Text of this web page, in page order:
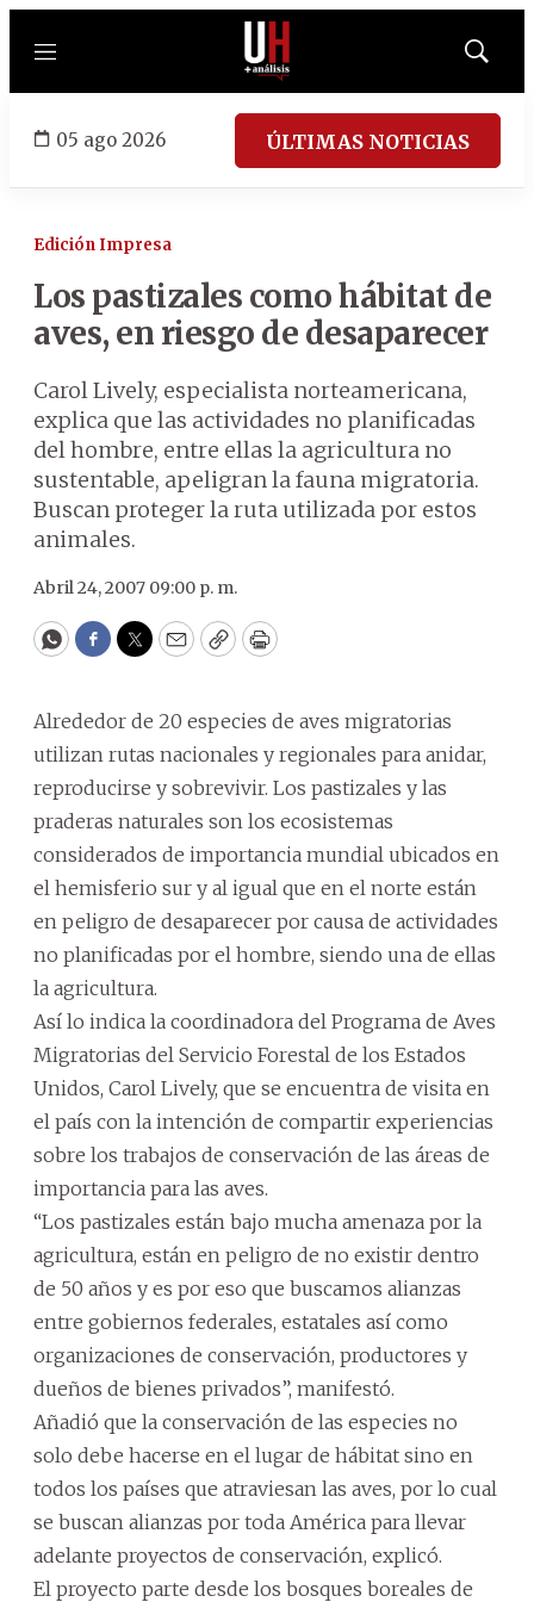
Menú
Mostrar
05 ago 2026 ÚLTIMAS NOTICIAS
Edición Impresa
Los pastizales como hábitat de
aves, en riesgo de desaparecer
Carol Lively, especialista norteamericana,
explica que las actividades no planificadas
del hombre, entre ellas la agricultura no
sustentable, apeligran la fauna migratoria.
Buscan proteger la ruta utilizada por estos
animales.
Abril 24, 2007 09:00 p. m.
WhatsApp
Facebook
Twitter
EmailCopyPrint
Alrededor de 20 especies de aves migratorias
utilizan rutas nacionales y regionales para anidar,
reproducirse y sobrevivir. Los pastizales y las
praderas naturales son los ecosistemas
considerados de importancia mundial ubicados en
el hemisferio sur y al igual que en el norte están
en peligro de desaparecer por causa de actividades
no planificadas por el hombre, siendo una de ellas
la agricultura.
Así lo indica la coordinadora del Programa de Aves
Migratorias del Servicio Forestal de los Estados
Unidos, Carol Lively, que se encuentra de visita en
el país con la intención de compartir experiencias
sobre los trabajos de conservación de las áreas de
importancia para las aves.
“Los pastizales están bajo mucha amenaza por la
agricultura, están en peligro de no existir dentro
de 50 años y es por eso que buscamos alianzas
entre gobiernos federales, estatales así como
organizaciones de conservación, productores y
dueños de bienes privados”, manifestó.
Añadió que la conservación de las especies no
solo debe hacerse en el lugar de hábitat sino en
todos los países que atraviesan las aves, por lo cual
se buscan alianzas por toda América para llevar
adelante proyectos de conservación, explicó.
El proyecto parte desde los bosques boreales de